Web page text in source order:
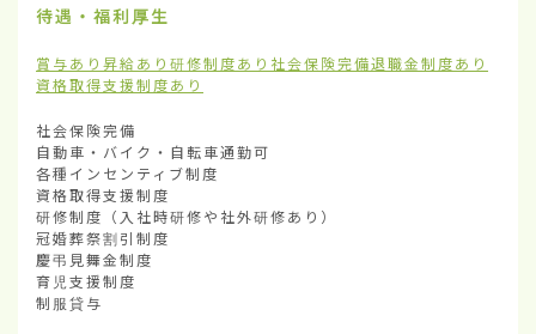
待遇・福利厚生
賞与あり 昇給あり 研修制度あり 社会保険完備退職金制度あり
資格取得支援制度あり
社会保険完備
自動車・バイク・自転車通勤可
各種インセンティブ制度
資格取得支援制度
研修制度（入社時研修や社外研修あり）
冠婚葬祭割引制度
慶弔見舞金制度
育児支援制度
制服貸与